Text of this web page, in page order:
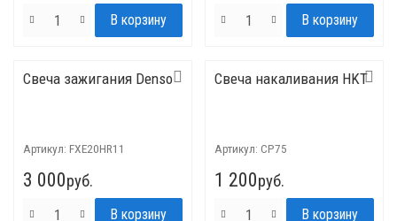
Свеча зажигания Denso
Артикул: FXE20HR11
3 000руб.
Свеча накаливания HKT
Артикул: CP75
1 200руб.